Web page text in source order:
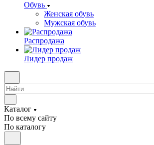
Обувь
Женская обувь
Мужская обувь
Распродажа
Лидер продаж
Каталог
По всему сайту
По каталогу